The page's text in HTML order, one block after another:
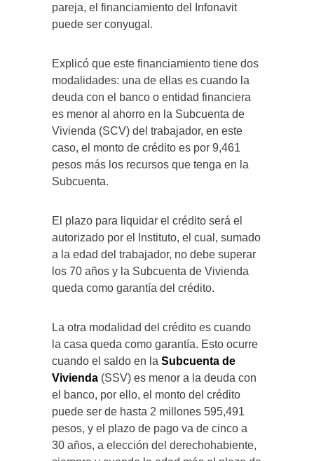
pareja, el financiamiento del Infonavit
puede ser conyugal.
Explicó que este financiamiento tiene dos
modalidades: una de ellas es cuando la
deuda con el banco o entidad financiera
es menor al ahorro en la Subcuenta de
Vivienda (SCV) del trabajador, en este
caso, el monto de crédito es por 9,461
pesos más los recursos que tenga en la
Subcuenta.
El plazo para liquidar el crédito será el
autorizado por el Instituto, el cual, sumado
a la edad del trabajador, no debe superar
los 70 años y la Subcuenta de Vivienda
queda como garantía del crédito.
La otra modalidad del crédito es cuando
la casa queda como garantía. Esto ocurre
cuando el saldo en la Subcuenta de
Vivienda (SSV) es menor a la deuda con
el banco, por ello, el monto del crédito
puede ser de hasta 2 millones 595,491
pesos, y el plazo de pago va de cinco a
30 años, a elección del derechohabiente,